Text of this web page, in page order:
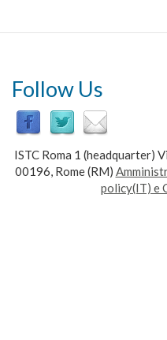
Follow Us
ISTC Roma 1 (headquarter)
00196, Rome (RM)
policy(IT) e